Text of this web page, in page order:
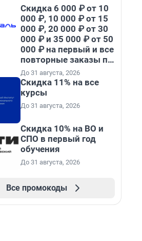
Скидка 6 000 ₽ от 10
000 ₽, 10 000 ₽ от 15
000 ₽, 20 000 ₽ от 30
000 ₽ и 35 000 ₽ от 50
000 ₽ на первый и все
повторные заказы по
промокоду НАБЕРИ
До 31 августа, 2026
Скидка 11% на все
курсы
До 31 августа, 2026
Скидка 10% на ВО и
СПО в первый год
обучения
До 31 августа, 2026
Все промокоды